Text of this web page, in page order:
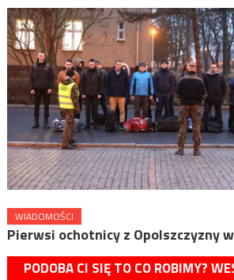
WIADOMOŚCI
Pierwsi ochotnicy z Opolszczyzny
PODOBA CI SIĘ TO CO ROBIMY?